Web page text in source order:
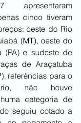
apresentaram
cinco tiveram
oeste do Rio
(MT), oeste do
(PA) e sudeste de
de Araçatuba
referências para o
não houve
categoria de
seguiu cotado a